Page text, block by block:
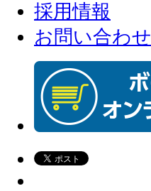
採用情報
お問い合わせ